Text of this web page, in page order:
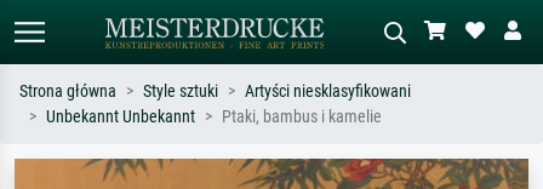
Szukaj wg artysty, tytułu lub stylu – np.
Opisz scenę – np. zielona łąka,
Strona główna Style sztuki
Artyści niesklasyfikowani
Unbekannt Unbekannt
Ptaki, bambus i kamelie